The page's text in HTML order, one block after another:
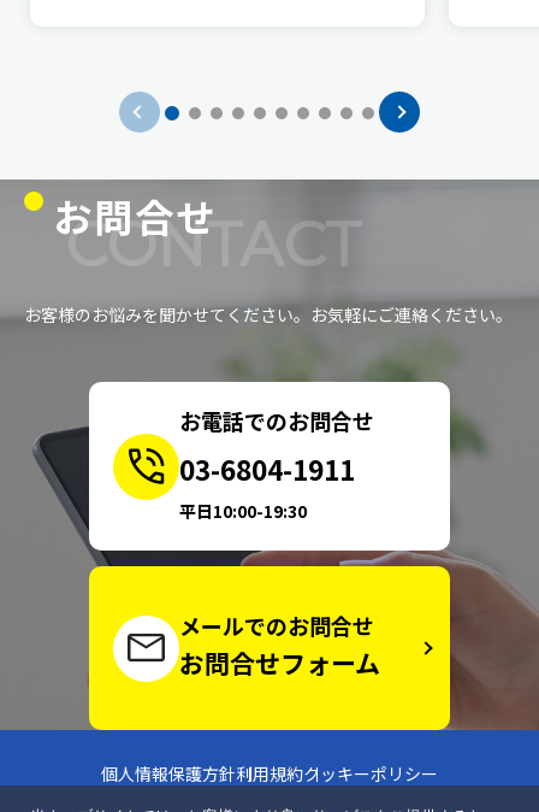
お問合せ
CONTACT
お客様のお悩みを聞かせてください。お気軽にご連絡ください。
お電話でのお問合せ
03-6804-1911
平日10:00-19:30
メールでのお問合せ
お問合せフォーム
個人情報保護方針利用規約クッキーポリシー